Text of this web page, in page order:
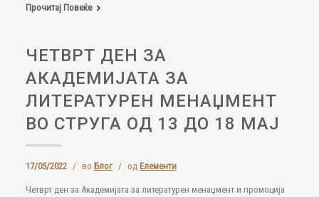
Прочитај Повеќе
ЧЕТВРТ ДЕН ЗА
АКАДЕМИЈАТА ЗА
ЛИТЕРАТУРЕН МЕНАЏМЕНТ
ВО СТРУГА ОД 13 ДО 18 МАЈ
17/05/2022 / во Блог / од Елементи
Четврт ден за Академијата за литературен менаџмент и промоција